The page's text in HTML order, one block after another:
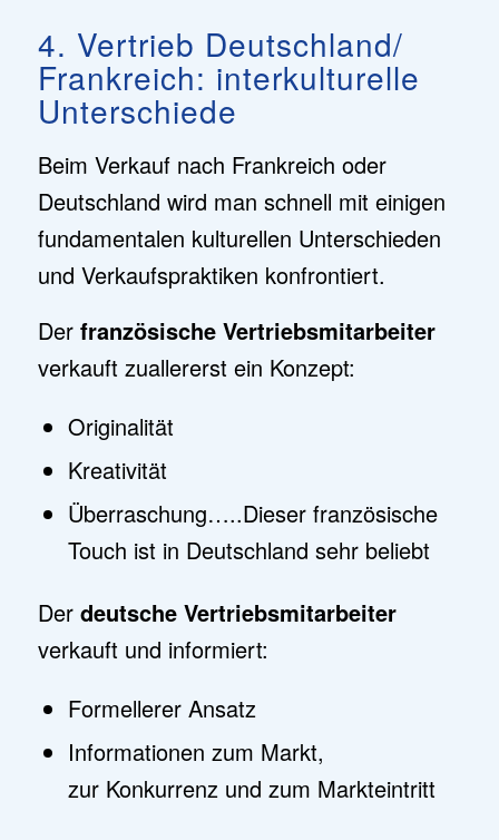
4. Vertrieb Deutschland/
Frankreich: interkulturelle
Unterschiede
Beim Verkauf nach Frankreich oder
Deutschland wird man schnell mit einigen
fundamentalen kulturellen Unterschieden
und Verkaufspraktiken konfrontiert.
Der französische Vertriebsmitarbeiter
verkauft zuallererst ein Konzept:
Originalität
Kreativität
Überraschung…..Dieser französische
Touch ist in Deutschland sehr beliebt
Der deutsche Vertriebsmitarbeiter
verkauft und informiert:
Formellerer Ansatz
Informationen zum Markt,
zur Konkurrenz und zum Markteintritt